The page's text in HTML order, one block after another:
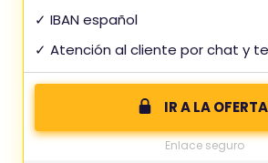
✓ IBAN español
✓ Atención al cliente por chat y
IR A LA OFERTA
Enlace seguro